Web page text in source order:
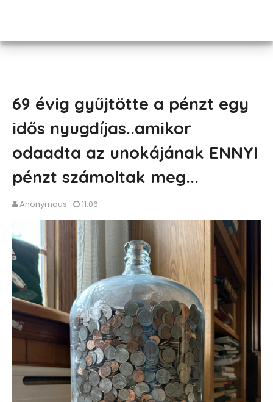
69 évig gyűjtötte a pénzt egy
idős nyugdíjas..amikor
odaadta az unokájának ENNYI
pénzt számoltak meg...
Anonymous 11:06